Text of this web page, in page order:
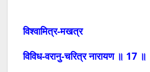
विश्वामित्र-मखत्र
विविध-वरानु-चरित्र नारायण ॥ 17 ॥